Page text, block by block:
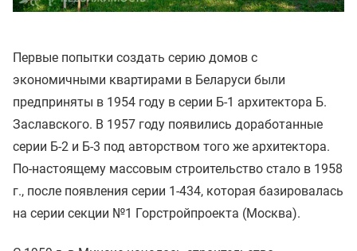
Первые попытки создать серию домов с
экономичными квартирами в Беларуси были
предприняты в 1954 году в серии Б-1 архитектора Б.
Заславского. В 1957 году появились доработанные
серии Б-2 и Б-3 под авторством того же архитектора.
По-настоящему массовым строительство стало в 1958
г., после появления серии 1-434, которая базировалась
на серии секции №1 Горстройпроекта (Москва).